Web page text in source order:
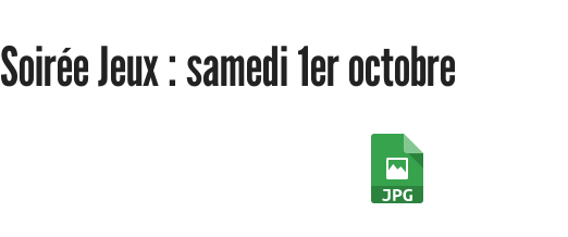
Soirée Jeux : samedi 1er octobre